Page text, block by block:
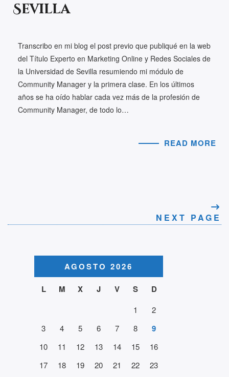
Sevilla
Transcribo en mi blog el post previo que publiqué en la web
del Título Experto en Marketing Online y Redes Sociales de
la Universidad de Sevilla resumiendo mi módulo de
Community Manager y la primera clase. En los últimos
años se ha oído hablar cada vez más de la profesión de
Community Manager, de todo lo…
READ MORE
NEXT PAGE
AGOSTO 2026
L
M X J V S D
1
2
3
4 5 6 7 8 9
10 11 12 13 14 15
16
17
18 19 20 21 22
23